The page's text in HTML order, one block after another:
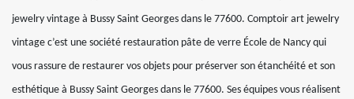
jewelry vintage à Bussy Saint Georges dans le 77600. Comptoir art jewelry
vintage c’est une société restauration pâte de verre École de Nancy qui
vous rassure de restaurer vos objets pour préserver son étanchéité et son
esthétique à Bussy Saint Georges dans le 77600. Ses équipes vous réalisent